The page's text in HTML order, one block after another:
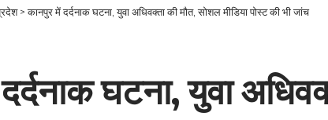
>कानपुर में दर्दनाक घटना, युवा अधिवक्ता की मौत, सोशल मीडिया पोस्ट की भी जांच
घटना, युवा